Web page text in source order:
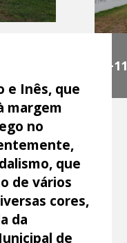
+11
e Inês, que
margem
no
que
de vários
cores,
da
de